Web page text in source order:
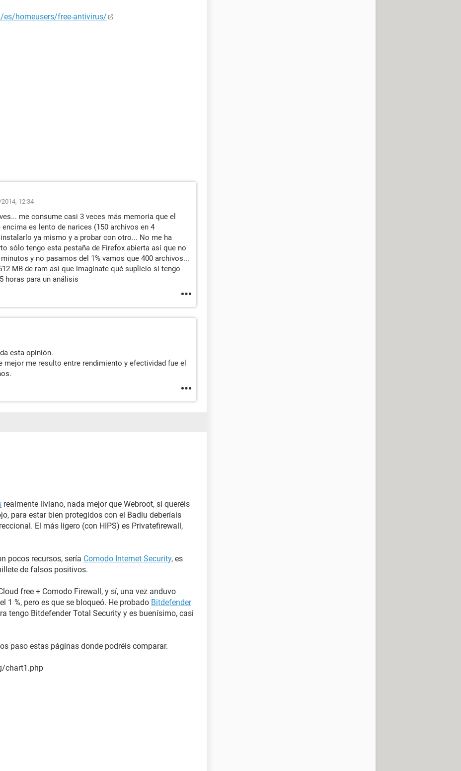
homeusers/free-antivirus/
12:34
me consume casi 3 veces más memoria que el
encima es lento de narices (150 archivos en 4
ya mismo y a probar con otro... No me ha
sólo tengo esta pestaña de Firefox abierta así que no
y no pasamos del 1% vamos que 400 archivos...
MB de ram así que imagínate qué suplicio si tengo
horas para un análisis
esta opinión.
mejor me resulto entre rendimiento y efectividad fue el
realmente liviano, nada mejor que Webroot, si queréis
para estar bien protegidos con el Badiu deberíais
El más ligero (con HIPS) es Privatefirewall,
pocos recursos, sería Comodo Internet Security, es
de falsos positivos.
free + Comodo Firewall, y sí, una vez anduvo
1 %, pero es que se bloqueó. He probado Bitdefender
tengo Bitdefender Total Security y es buenísimo, casi
paso estas páginas donde podréis comparar.
chart1.php